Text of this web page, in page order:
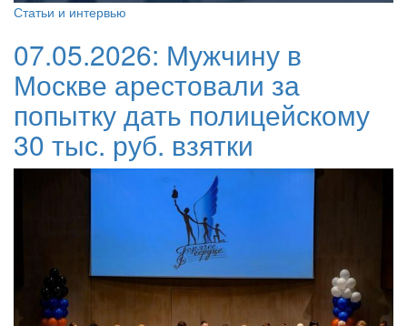
Статьи и интервью
07.05.2026: Мужчину в
Москве арестовали за
попытку дать полицейскому
30 тыс. руб. взятки